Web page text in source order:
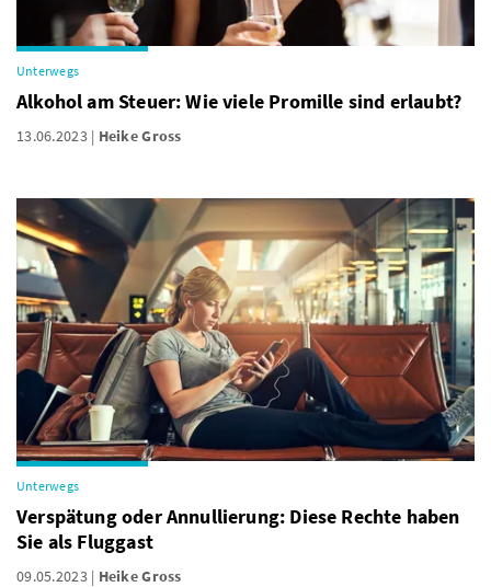
Unterwegs
Alkohol am Steuer: Wie viele Promille sind erlaubt?
13.06.2023 Heike Gross
Unterwegs
Verspätung oder Annullierung: Diese Rechte haben
Sie als Fluggast
09.05.2023 Heike Gross